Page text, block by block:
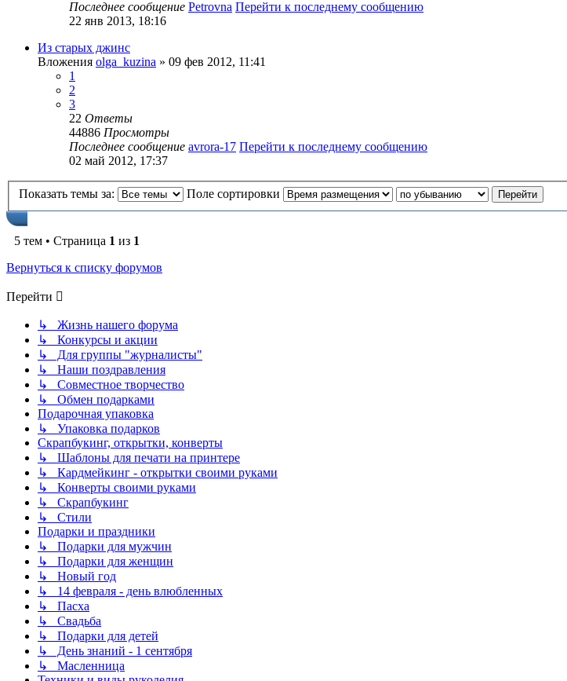
Последнее сообщение Petrovna Перейти к последнему сообщению
22 янв 2013, 18:16
Из старых джинс
Вложения olga_kuzina » 09 фев 2012, 11:41
1
2
3
22 Ответы
44886 Просмотры
Последнее сообщение avrora-17 Перейти к последнему сообщению
02 май 2012, 17:37
Показать темы за: Поле сортировки
5 тем • Страница 1 из 1
Вернуться к списку форумов
Перейти
↳ Жизнь нашего форума
↳ Конкурсы и акции
↳ Для группы "журналисты"
↳ Наши поздравления
↳ Совместное творчество
↳ Обмен подарками
Подарочная упаковка
↳ Упаковка подарков
Скрапбукинг, открытки, конверты
↳ Шаблоны для печати на принтере
↳ Кардмейкинг - открытки своими руками
↳ Конверты своими руками
↳ Скрапбукинг
↳ Стили
Подарки и праздники
↳ Подарки для мужчин
↳ Подарки для женщин
↳ Новый год
↳ 14 февраля - день влюбленных
↳ Пасха
↳ Свадьба
↳ Подарки для детей
↳ День знаний - 1 сентября
↳ Масленница